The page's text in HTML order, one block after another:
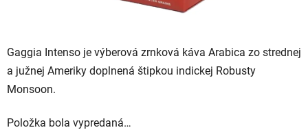
Gaggia Intenso je výberová zrnková káva Arabica zo strednej
a južnej Ameriky doplnená štipkou indickej Robusty
Monsoon.
Položka bola vypredaná…